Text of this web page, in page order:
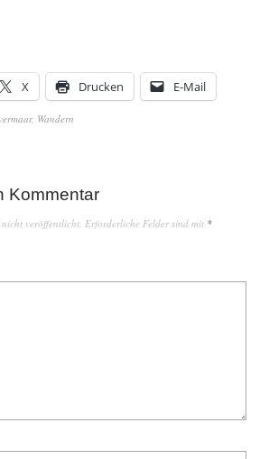
X Drucken E-Mail
, Wandern
Kommentar
veröffentlicht. Erforderliche Felder sind mit *